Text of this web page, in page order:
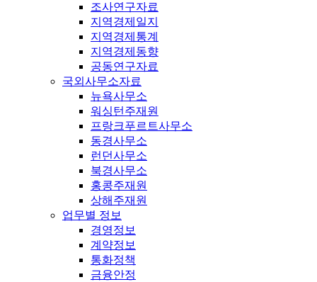
조사연구자료
지역경제일지
지역경제통계
지역경제동향
공동연구자료
국외사무소자료
뉴욕사무소
워싱턴주재원
프랑크푸르트사무소
동경사무소
런던사무소
북경사무소
홍콩주재원
상해주재원
업무별 정보
경영정보
계약정보
통화정책
금융안정